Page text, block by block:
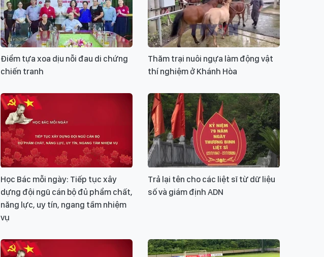
Điểm tựa xoa dịu nỗi đau di chứng
chiến tranh
Thăm trại nuôi ngựa làm động vật
thí nghiệm ở Khánh Hòa
Học Bác mỗi ngày: Tiếp tục xây
dựng đội ngũ cán bộ đủ phẩm chất,
năng lực, uy tín, ngang tầm nhiệm
vụ
Trả lại tên cho các liệt sĩ từ dữ liệu
số và giám định ADN